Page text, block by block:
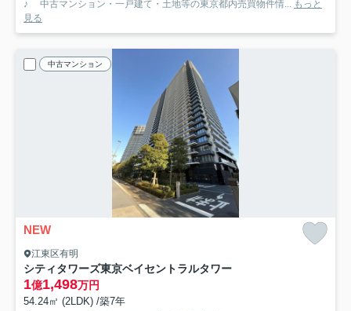
♪ 中古マンション・一戸建て・土地等の東京都内売買物件情... もっと
見る
中古マンション
NEW
江東区有明
シティタワーズ東京ベイセントラルタワー
1億1,498万円
54.24㎡ (2LDK) /築7年